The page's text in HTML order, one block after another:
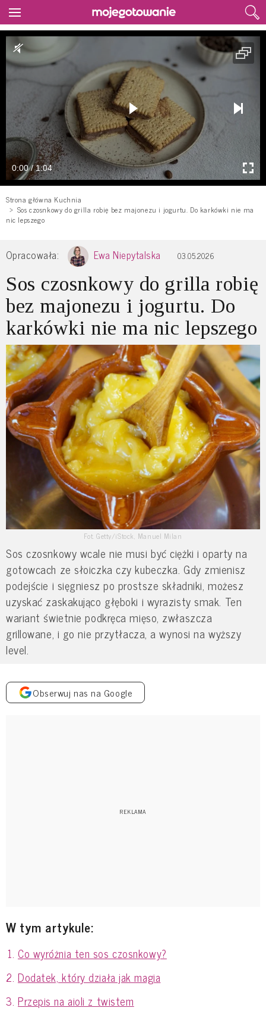
0:00 / 1:04
Strona główna Kuchnia
Sos czosnkowy do grilla robię bez majonezu i jogurtu. Do karkówki nie ma
nic lepszego
Opracowała: Ewa Niepytalska 03.05.2026
Sos czosnkowy do grilla robię
bez majonezu i jogurtu. Do
karkówki nie ma nic lepszego
Fot. Getty/iStock, Manuel Milan
Sos czosnkowy wcale nie musi być ciężki i oparty na
gotowcach ze słoiczka czy kubeczka. Gdy zmienisz
podejście i sięgniesz po prostsze składniki, możesz
uzyskać zaskakująco głęboki i wyrazisty smak. Ten
wariant świetnie podkręca mięso, zwłaszcza
grillowane, i go nie przytłacza, a wynosi na wyższy
level.
Obserwuj nas na Google
W tym artykule:
Co wyróżnia ten sos czosnkowy?
Dodatek, który działa jak magia
Przepis na aioli z twistem